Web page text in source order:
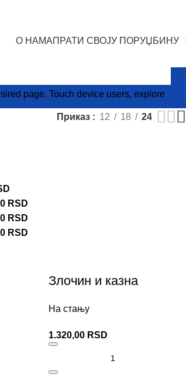
О НАМАПРАТИ СВОЈУ ПОРУЏБИНУ
page. Touch device users, explore
Приказ 12 18 24
RSD
RSD
RSD
Злочин и казна
На стању
1.320,00 RSD